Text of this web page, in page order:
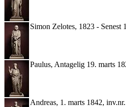
Simon Zelotes, 1823 - Senest
Paulus, Antagelig 19. marts
Andreas, 1. marts 1842,